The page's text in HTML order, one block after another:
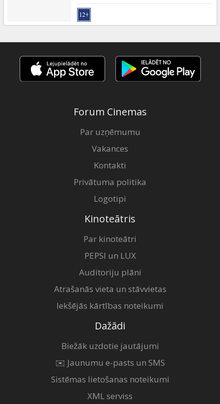
Forum Cinemas
Par uzņēmumu
Vakances
Kontakti
Privātuma politika
Logotipi
Kinoteātris
Par kinoteātri
PEPSI un LUX
Auditoriju plāni
Atrašanās vieta un stāvvietas
Iekšējās kārtības noteikumi
Dažādi
Biežāk uzdotie jautājumi
✉️ Jaunumu e-pasts un SMS
Sistēmas lietošanas noteikumi
XML serviss